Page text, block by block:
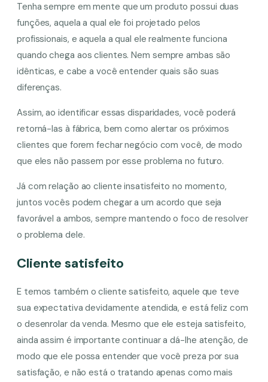
Tenha sempre em mente que um produto possui duas
funções, aquela a qual ele foi projetado pelos
profissionais, e aquela a qual ele realmente funciona
quando chega aos clientes. Nem sempre ambas são
idênticas, e cabe a você entender quais são suas
diferenças.
Assim, ao identificar essas disparidades, você poderá
retorná-las à fábrica, bem como alertar os próximos
clientes que forem fechar negócio com você, de modo
que eles não passem por esse problema no futuro.
Já com relação ao cliente insatisfeito no momento,
juntos vocês podem chegar a um acordo que seja
favorável a ambos, sempre mantendo o foco de resolver
o problema dele.
Cliente satisfeito
E temos também o cliente satisfeito, aquele que teve
sua expectativa devidamente atendida, e está feliz com
o desenrolar da venda. Mesmo que ele esteja satisfeito,
ainda assim é importante continuar a dá-lhe atenção, de
modo que ele possa entender que você preza por sua
satisfação, e não está o tratando apenas como mais